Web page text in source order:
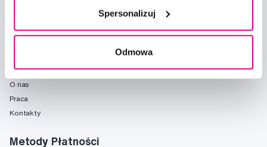
Spersonalizuj
Odmowa
Fridababy
O spółce
O nas
Praca
Kontakty
Metody Płatności